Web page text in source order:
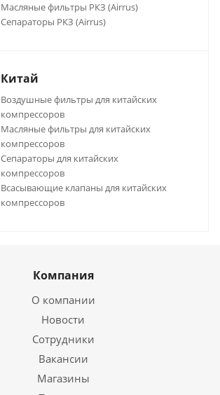
Масляные фильтры РКЗ (Airrus)
Сепараторы РКЗ (Airrus)
Китай
Воздушные фильтры для китайских
компрессоров
Масляные фильтры для китайских
компрессоров
Сепараторы для китайских
компрессоров
Всасывающие клапаны для китайских
компрессоров
Компания
О компании
Новости
Сотрудники
Вакансии
Магазины